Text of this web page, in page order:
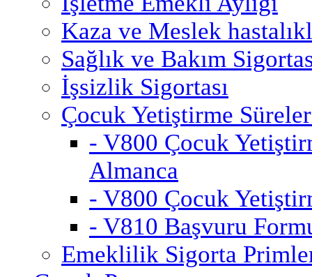
Kaza ve Meslek
Sağlık ve Bakım
İşsizlik Sigortası
Çocuk Yetiştirme
- V800 Çocuk
Almanca
- V800 Çocuk
- V810 Başvuru
Emeklilik Sigorta